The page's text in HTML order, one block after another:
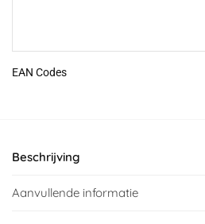
EAN Codes
Beschrijving
Aanvullende informatie